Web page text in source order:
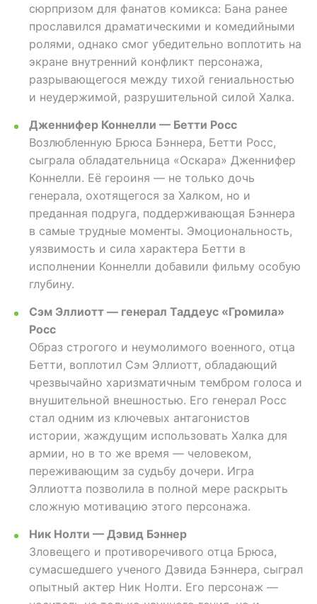
сюрпризом для фанатов комикса: Бана ранее
прославился драматическими и комедийными
ролями, однако смог убедительно воплотить на
экране внутренний конфликт персонажа,
разрывающегося между тихой гениальностью
и неудержимой, разрушительной силой Халка.
Дженнифер Коннелли — Бетти Росс
Возлюбленную Брюса Бэннера, Бетти Росс,
сыграла обладательница «Оскара» Дженнифер
Коннелли. Её героиня — не только дочь
генерала, охотящегося за Халком, но и
преданная подруга, поддерживающая Бэннера
в самые трудные моменты. Эмоциональность,
уязвимость и сила характера Бетти в
исполнении Коннелли добавили фильму особую
глубину.
Сэм Эллиотт — генерал Таддеус «Громила»
Росс
Образ строгого и неумолимого военного, отца
Бетти, воплотил Сэм Эллиотт, обладающий
чрезвычайно харизматичным тембром голоса и
внушительной внешностью. Его генерал Росс
стал одним из ключевых антагонистов
истории, жаждущим использовать Халка для
армии, но в то же время — человеком,
переживающим за судьбу дочери. Игра
Эллиотта позволила в полной мере раскрыть
сложную мотивацию этого персонажа.
Ник Нолти — Дэвид Бэннер
Зловещего и противоречивого отца Брюса,
сумасшедшего ученого Дэвида Бэннера, сыграл
опытный актер Ник Нолти. Его персонаж —